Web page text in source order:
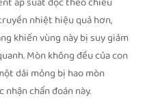
nhiệt hiệu quả hơn,
khiến vùng này bị suy giảm
Mòn không đều của con
dải mỏng bị hao mòn
chẩn đoán này.